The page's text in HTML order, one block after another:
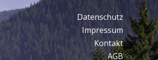
Datenschutz
Impressum
Kontakt
AGB